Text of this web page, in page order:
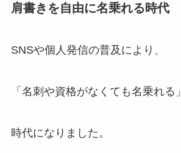
肩書きを自由に名乗れる時代
SNSや個人発信の普及により、
「名刺や資格がなくても名乗れる」
時代になりました。